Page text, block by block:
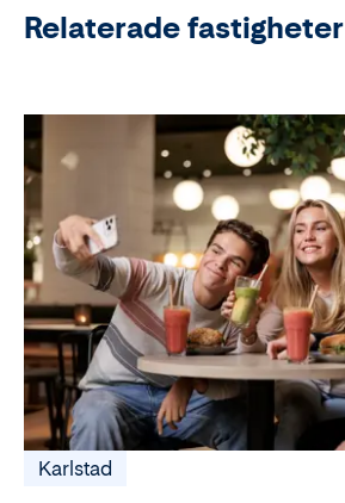
Relaterade fastigheter
Karlstad